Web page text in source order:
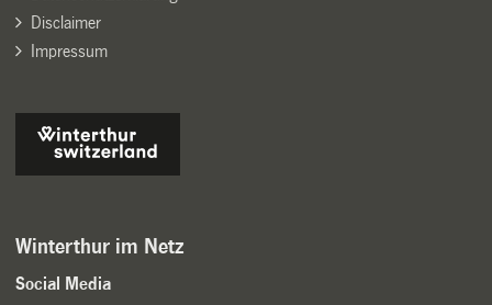
Disclaimer
Impressum
Winterthur im Netz
Social Media